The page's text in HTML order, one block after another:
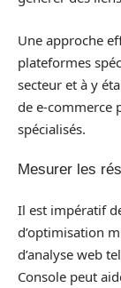
Une approche
plateformes
secteur et à y
de e-commerce
spécialisés.
Mesurer les
Il est impératif
d’optimisation
d’analyse web
Console peut